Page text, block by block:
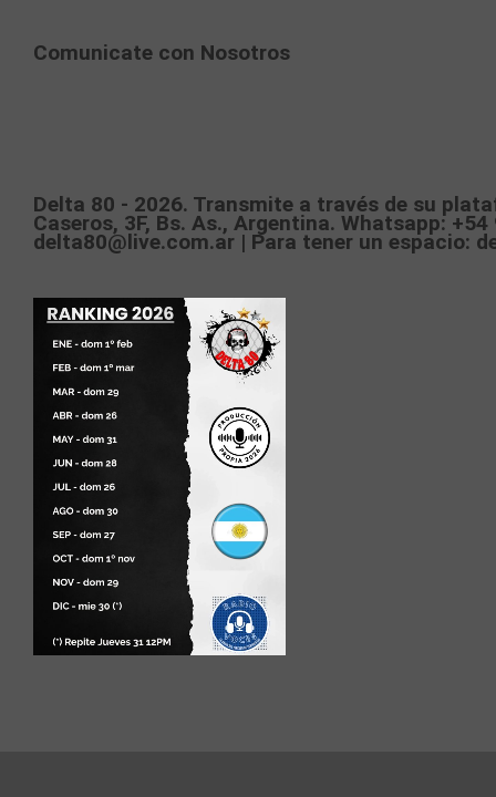
Comunicate con Nosotros
Delta 80 - 2026. Transmite a través de su
Caseros, 3F, Bs. As., Argentina. Whatsapp:
delta80@live.com.ar | Para tener un espacio: